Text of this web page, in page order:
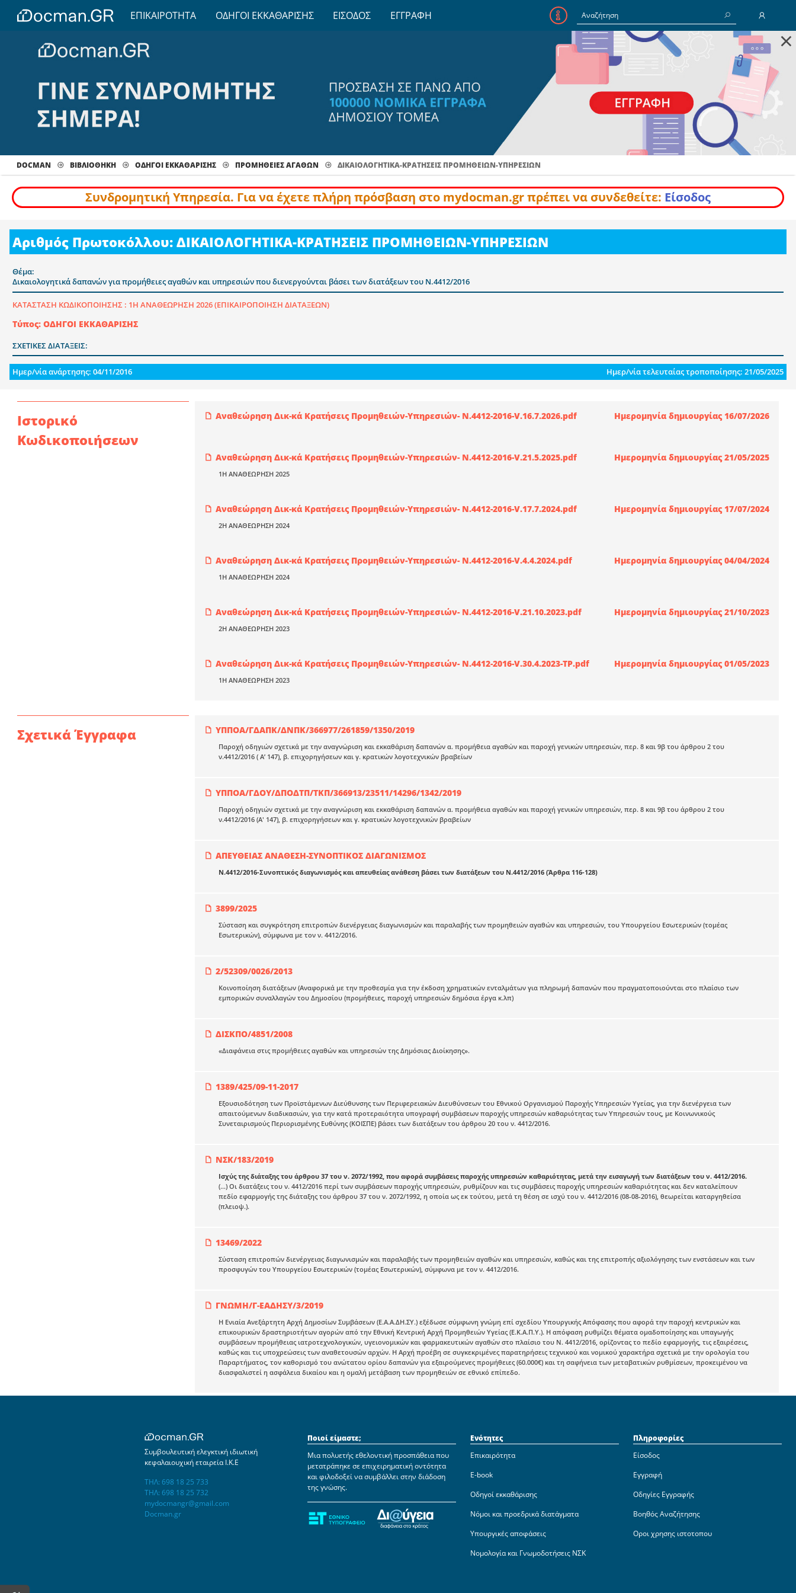
ΕΠΙΚΑΙΡΟΤΗΤΑ ΟΔΗΓΟΙ ΕΚΚΑΘΑΡΙΣΗΣ ΕΙΣΟΔΟΣ ΕΓΓΡΑΦΗ
E-Mail
Κωδικός
Να με θυμάσαι
×
DOCMAN ΒΙΒΛΙΟΘΗΚΗ ΟΔΗΓΟΙ ΕΚΚΑΘΑΡΙΣΗΣ ΠΡΟΜΉΘΕΙΕΣ ΑΓΑΘΏΝ ΔΙΚΑΙΟΛΟΓΗΤΙΚΑ-ΚΡΑΤΗΣΕΙΣ ΠΡΟΜΗΘΕΙΩΝ-ΥΠΗΡΕΣΙΩΝ
Συνδρομητική Υπηρεσία. Για να έχετε πλήρη πρόσβαση στο mydocman.gr πρέπει να συνδεθείτε: Είσοδος
Αριθμός Πρωτοκόλλου: ΔΙΚΑΙΟΛΟΓΗΤΙΚΑ-ΚΡΑΤΗΣΕΙΣ ΠΡΟΜΗΘΕΙΩΝ-ΥΠΗΡΕΣΙΩΝ
Θέμα:
Δικαιολογητικά δαπανών για προμήθειες αγαθών και υπηρεσιών που διενεργούνται βάσει των διατάξεων του Ν.4412/2016
ΚΑΤΑΣΤΑΣΗ ΚΩΔΙΚΟΠΟΙΗΣΗΣ : 1Η ΑΝΑΘΕΩΡΗΣΗ 2026 (ΕΠΙΚΑΙΡΟΠΟΙΗΣΗ ΔΙΑΤΑΞΕΩΝ)
Τύπος: ΟΔΗΓΟΙ ΕΚΚΑΘΑΡΙΣΗΣ
ΣΧΕΤΙΚΕΣ ΔΙΑΤΑΞΕΙΣ:
Ημερ/νία ανάρτησης: 04/11/2016 Ημερ/νία τελευταίας τροποποίησης: 21/05/2025
Ιστορικό
Κωδικοποιήσεων
Αναθεώρηση Δικ-κά Κρατήσεις Προμηθειών-Υπηρεσιών- Ν.4412-2016-V.16.7.2026.pdf Ημερομηνία δημιουργίας 16/07/2026
Αναθεώρηση Δικ-κά Κρατήσεις Προμηθειών-Υπηρεσιών- Ν.4412-2016-V.21.5.2025.pdf Ημερομηνία δημιουργίας 21/05/2025
1Η ΑΝΑΘΕΩΡΗΣΗ 2025
Αναθεώρηση Δικ-κά Κρατήσεις Προμηθειών-Υπηρεσιών- Ν.4412-2016-V.17.7.2024.pdf Ημερομηνία δημιουργίας 17/07/2024
2Η ΑΝΑΘΕΩΡΗΣΗ 2024
Αναθεώρηση Δικ-κά Κρατήσεις Προμηθειών-Υπηρεσιών- Ν.4412-2016-V.4.4.2024.pdf Ημερομηνία δημιουργίας 04/04/2024
1Η ΑΝΑΘΕΩΡΗΣΗ 2024
Αναθεώρηση Δικ-κά Κρατήσεις Προμηθειών-Υπηρεσιών- Ν.4412-2016-V.21.10.2023.pdf Ημερομηνία δημιουργίας 21/10/2023
2Η ΑΝΑΘΕΩΡΗΣΗ 2023
Αναθεώρηση Δικ-κά Κρατήσεις Προμηθειών-Υπηρεσιών- Ν.4412-2016-V.30.4.2023-ΤΡ.pdf Ημερομηνία δημιουργίας 01/05/2023
1Η ΑΝΑΘΕΩΡΗΣΗ 2023
Σχετικά Έγγραφα ΥΠΠΟΑ/ΓΔΑΠΚ/ΔΝΠΚ/366977/261859/1350/2019
Παροχή οδηγιών σχετικά με την αναγνώριση και εκκαθάριση δαπανών α. προμήθεια αγαθών και παροχή γενικών υπηρεσιών, περ. 8 και 9β του άρθρου 2 του
ν.4412/2016 ( Α’ 147), β. επιχορηγήσεων και γ. κρατικών λογοτεχνικών βραβείων
ΥΠΠΟΑ/ΓΔΟΥ/ΔΠΟΔΤΠ/ΤΚΠ/366913/23511/14296/1342/2019
Παροχή οδηγιών σχετικά με την αναγνώριση και εκκαθάριση δαπανών α. προμήθεια αγαθών και παροχή γενικών υπηρεσιών, περ. 8 και 9β του άρθρου 2 του
ν.4412/2016 (Α' 147), β. επιχορηγήσεων και γ. κρατικών λογοτεχνικών βραβείων
ΑΠΕΥΘΕΙΑΣ ΑΝΑΘΕΣΗ-ΣΥΝΟΠΤΙΚΟΣ ΔΙΑΓΩΝΙΣΜΟΣ
Ν.4412/2016-Συνοπτικός διαγωνισμός και απευθείας ανάθεση βάσει των διατάξεων του Ν.4412/2016 (Άρθρα 116-128)
3899/2025
Σύσταση και συγκρότηση επιτροπών διενέργειας διαγωνισμών και παραλαβής των προμηθειών αγαθών και υπηρεσιών, του Υπουργείου Εσωτερικών (τομέας
Εσωτερικών), σύμφωνα με τον ν. 4412/2016.
2/52309/0026/2013
Κοινοποίηση διατάξεων (Αναφορικά με την προθεσμία για την έκδοση χρηματικών ενταλμάτων για πληρωμή δαπανών που πραγματοποιούνται στο πλαίσιο των
εμπορικών συναλλαγών του Δημοσίου (προμήθειες, παροχή υπηρεσιών δημόσια έργα κ.λπ)
ΔΙΣΚΠΟ/4851/2008
«Διαφάνεια στις προμήθειες αγαθών και υπηρεσιών της Δημόσιας Διοίκησης».
1389/425/09-11-2017
Εξουσιοδότηση των Προϊστάμενων Διεύθυνσης των Περιφερειακών Διευθύνσεων του Εθνικού Οργανισμού Παροχής Υπηρεσιών Υγείας, για την διενέργεια των
απαιτούμενων διαδικασιών, για την κατά προτεραιότητα υπογραφή συμβάσεων παροχής υπηρεσιών καθαριότητας των Υπηρεσιών τους, με Κοινωνικούς
Συνεταιρισμούς Περιορισμένης Ευθύνης (ΚΟΙΣΠΕ) βάσει των διατάξεων του άρθρου 20 του ν. 4412/2016.
ΝΣΚ/183/2019
Ισχύς της διάταξης του άρθρου 37 του ν. 2072/1992, που αφορά συμβάσεις παροχής υπηρεσιών καθαριότητας, μετά την εισαγωγή των διατάξεων του ν. 4412/2016.
(...) Οι διατάξεις του ν. 4412/2016 περί των συμβάσεων παροχής υπηρεσιών, ρυθμίζουν και τις συμβάσεις παροχής υπηρεσιών καθαριότητας και δεν καταλείπουν
πεδίο εφαρμογής της διάταξης του άρθρου 37 του ν. 2072/1992, η οποία ως εκ τούτου, μετά τη θέση σε ισχύ του ν. 4412/2016 (08-08-2016), θεωρείται καταργηθείσα
(πλειοψ.).
13469/2022
Σύσταση επιτροπών διενέργειας διαγωνισμών και παραλαβής των προμηθειών αγαθών και υπηρεσιών, καθώς και της επιτροπής αξιολόγησης των ενστάσεων και των
προσφυγών του Υπουργείου Εσωτερικών (τομέας Εσωτερικών), σύμφωνα με τον ν. 4412/2016.
ΓΝΩΜΗ/Γ-ΕΑΔΗΣΥ/3/2019
Η Ενιαία Ανεξάρτητη Αρχή Δημοσίων Συμβάσεων (Ε.Α.Α.ΔΗ.ΣΥ.) εξέδωσε σύμφωνη γνώμη επί σχεδίου Υπουργικής Απόφασης που αφορά την παροχή κεντρικών και
επικουρικών δραστηριοτήτων αγορών από την Εθνική Κεντρική Αρχή Προμηθειών Υγείας (Ε.Κ.Α.Π.Υ.). Η απόφαση ρυθμίζει θέματα ομαδοποίησης και υπαγωγής
συμβάσεων προμήθειας ιατροτεχνολογικών, υγειονομικών και φαρμακευτικών αγαθών στο πλαίσιο του Ν. 4412/2016, ορίζοντας το πεδίο εφαρμογής, τις εξαιρέσεις,
καθώς και τις υποχρεώσεις των αναθετουσών αρχών. Η Αρχή προέβη σε συγκεκριμένες παρατηρήσεις τεχνικού και νομικού χαρακτήρα σχετικά με την ορολογία του
Παραρτήματος, τον καθορισμό του ανώτατου ορίου δαπανών για εξαιρούμενες προμήθειες (60.000€) και τη σαφήνεια των μεταβατικών ρυθμίσεων, προκειμένου να
διασφαλιστεί η ασφάλεια δικαίου και η ομαλή μετάβαση των προμηθειών σε εθνικό επίπεδο.
Συμβουλευτική ελεγκτική ιδιωτική
κεφαλαιουχική εταιρεία Ι.Κ.Ε
ΤΗΛ: 698 18 25 733
ΤΗΛ: 698 18 25 732
mydocmangr@gmail.com
Docman.gr
Ποιοί είμαστε;
Μια πολυετής εθελοντική προσπάθεια που
μετατράπηκε σε επιχειρηματική οντότητα
και φιλοδοξεί να συμβάλλει στην διάδοση
της γνώσης.
Ενότητες
Επικαιρότητα
E-book
Οδηγοί εκκαθάρισης
Νόμοι και προεδρικά διατάγματα
Υπουργικές αποφάσεις
Νομολογία και Γνωμοδοτήσεις ΝΣΚ
Πληροφορίες
Είσοδος
Εγγραφή
Οδηγίες Εγγραφής
Βοηθός Αναζήτησης
Οροι χρησης ιστοτοπου